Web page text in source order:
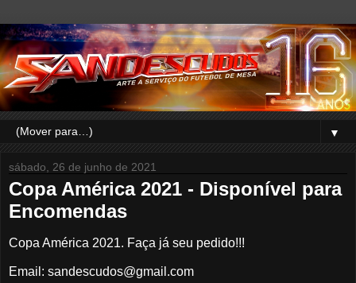
▼
sábado, 26 de junho de 2021
Copa América 2021 - Disponível para
Encomendas
Copa América 2021. Faça já seu pedido!!!
Email: sandescudos@gmail.com